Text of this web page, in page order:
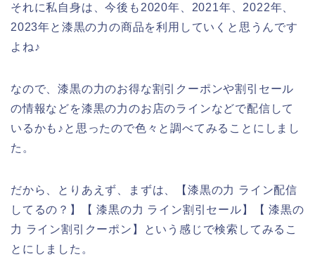
それに私自身は、今後も2020年、2021年、2022年、
2023年と漆黒の力の商品を利用していくと思うんです
よね♪
なので、漆黒の力のお得な割引クーポンや割引セール
の情報などを漆黒の力のお店のラインなどで配信して
いるかも♪と思ったので色々と調べてみることにしまし
た。
だから、とりあえず、まずは、【漆黒の力 ライン配信
してるの？】【 漆黒の力 ライン割引セール】【 漆黒の
力 ライン割引クーポン】という感じで検索してみるこ
とにしました。